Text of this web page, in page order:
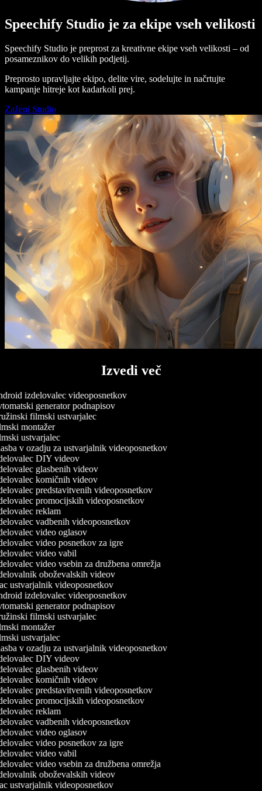
Speechify Studio je za ekipe vseh velikosti
Speechify Studio je preprost za kreativne ekipe vseh velikosti – od
posameznikov do velikih podjetij.
Preprosto upravljajte ekipo, delite vire, sodelujte in načrtujte
kampanje hitreje kot kadarkoli prej.
Zaženi Studio
Izvedi več
izdelovalec videoposnetkov
generator podnapisov
filmski ustvarjalec
montažer
ustvarjalec
v ozadju za ustvarjalnik videoposnetkov
DIY videov
glasbenih videov
komičnih videov
predstavitvenih videoposnetkov
promocijskih videoposnetkov
reklam
vadbenih videoposnetkov
video oglasov
video posnetkov za igre
video vabil
video vsebin za družbena omrežja
oboževalskih videov
ustvarjalnik videoposnetkov
izdelovalec videoposnetkov
generator podnapisov
filmski ustvarjalec
montažer
ustvarjalec
v ozadju za ustvarjalnik videoposnetkov
DIY videov
glasbenih videov
komičnih videov
predstavitvenih videoposnetkov
promocijskih videoposnetkov
reklam
vadbenih videoposnetkov
video oglasov
video posnetkov za igre
video vabil
video vsebin za družbena omrežja
oboževalskih videov
ustvarjalnik videoposnetkov